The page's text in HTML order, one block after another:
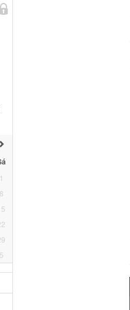
1
8
5